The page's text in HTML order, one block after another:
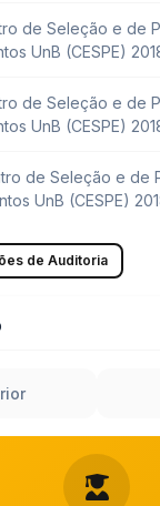
de Seleção e de
UnB (CESPE)
de Seleção e de
UnB (CESPE)
de Seleção e de
UnB (CESPE)
de Auditoria